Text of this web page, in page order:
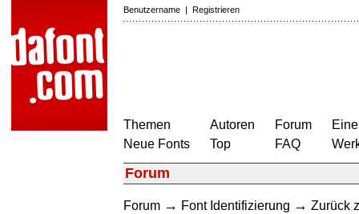
Benutzername | Registrieren
Themen
Neue Fonts
Autoren
Top
Forum
FAQ
Forum
Forum → Font Identifizierung → Zurück